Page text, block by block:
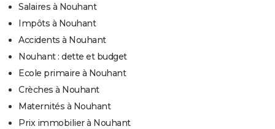
Salaires à Nouhant
Impôts à Nouhant
Accidents à Nouhant
Nouhant : dette et budget
Ecole primaire à Nouhant
Crèches à Nouhant
Maternités à Nouhant
Prix immobilier à Nouhant